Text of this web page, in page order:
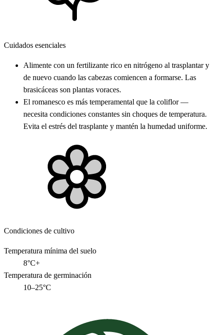
Cuidados esenciales
Alimente con un fertilizante rico en nitrógeno al trasplantar y
de nuevo cuando las cabezas comiencen a formarse. Las
brasicáceas son plantas voraces.
El romanesco es más temperamental que la coliflor —
necesita condiciones constantes sin choques de temperatura.
Evita el estrés del trasplante y mantén la humedad uniforme.
Condiciones de cultivo
Temperatura mínima del suelo
8°C+
Temperatura de germinación
10–25°C